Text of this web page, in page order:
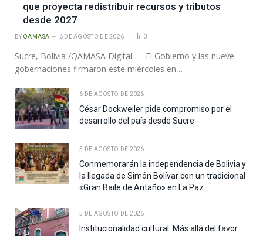
que proyecta redistribuir recursos y tributos
desde 2027
BY QAMASA 6 DE AGOSTO DE 2026 3
Sucre, Bolivia /QAMASA Digital. – El Gobierno y las nueve
gobernaciones firmaron este miércoles en…
6 DE AGOSTO DE 2026
César Dockweiler pide compromiso por el
desarrollo del país desde Sucre
5 DE AGOSTO DE 2026
Conmemorarán la independencia de Bolivia y
la llegada de Simón Bolívar con un tradicional
«Gran Baile de Antaño» en La Paz
5 DE AGOSTO DE 2026
Institucionalidad cultural: Más allá del favor